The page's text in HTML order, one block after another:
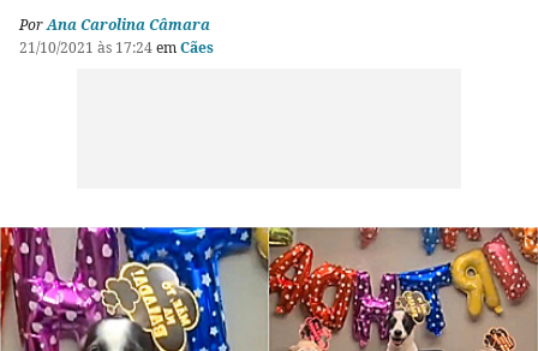
PorAna Carolina Câmara
21/10/2021 às 17:24emCães